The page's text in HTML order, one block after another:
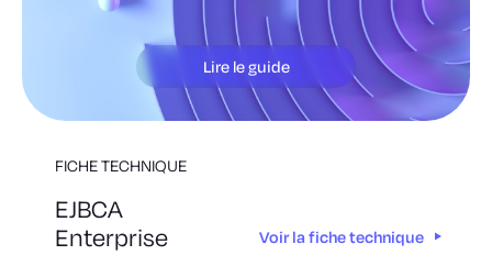
Lire le guide
FICHE TECHNIQUE
EJBCA
Enterprise
Voir la fiche technique